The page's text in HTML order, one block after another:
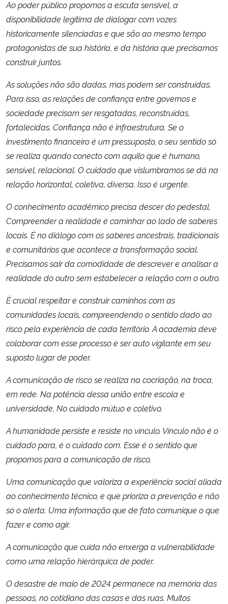
Ao poder público propomos a escuta sensível, a
disponibilidade legítima de dialogar com vozes
historicamente silenciadas e que são ao mesmo tempo
protagonistas de sua história, e da história que precisamos
construir juntos.
As soluções não são dadas, mas podem ser construídas.
Para isso, as relações de confiança entre governos e
sociedade precisam ser resgatadas, reconstruídas,
fortalecidas. Confiança não é infraestrutura. Se o
investimento financeiro é um pressuposto, o seu sentido só
se realiza quando conecto com aquilo que é humano,
sensível, relacional. O cuidado que vislumbramos se dá na
relação horizontal, coletiva, diversa. Isso é urgente.
O conhecimento acadêmico precisa descer do pedestal.
Compreender a realidade é caminhar ao lado de saberes
locais. É no diálogo com os saberes ancestrais, tradicionais
e comunitários que acontece a transformação social.
Precisamos sair da comodidade de descrever e analisar a
realidade do outro sem estabelecer a relação com o outro.
É crucial respeitar e construir caminhos com as
comunidades locais, compreendendo o sentido dado ao
risco pela experiência de cada território. A academia deve
colaborar com esse processo e ser auto vigilante em seu
suposto lugar de poder.
A comunicação de risco se realiza na cocriação, na troca,
em rede. Na potência dessa união entre escola e
universidade. No cuidado mútuo e coletivo.
A humanidade persiste e resiste no vínculo. Vínculo não é o
cuidado para, é o cuidado com. Esse é o sentido que
propomos para a comunicação de risco.
Uma comunicação que valoriza a experiência social aliada
ao conhecimento técnico, e que prioriza a prevenção e não
só o alerta. Uma informação que de fato comunique o que
fazer e como agir.
A comunicação que cuida não enxerga a vulnerabilidade
como uma relação hierárquica de poder.
O desastre de maio de 2024 permanece na memória das
pessoas, no cotidiano das casas e das ruas. Muitos